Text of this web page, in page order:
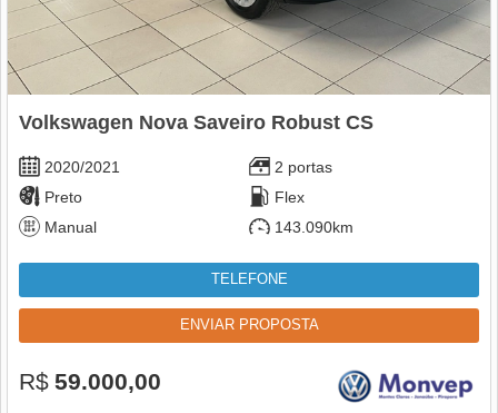
Volkswagen Nova Saveiro Robust CS
2020/2021
2 portas
Preto
Flex
Manual
143.090km
TELEFONE
ENVIAR PROPOSTA
R$ 59.000,00